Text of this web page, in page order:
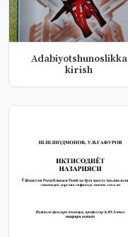
Adabiyotshunoslikka
kirish